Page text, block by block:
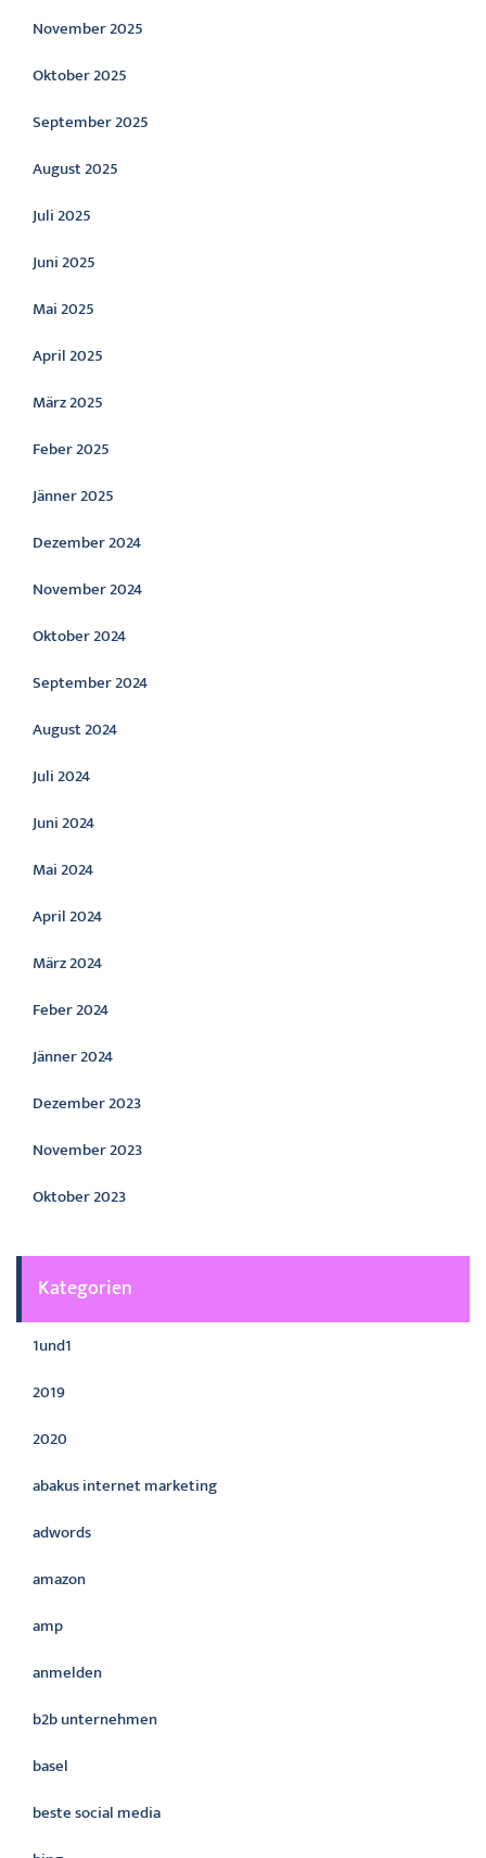
November 2025
Oktober 2025
September 2025
August 2025
Juli 2025
Juni 2025
Mai 2025
April 2025
März 2025
Feber 2025
Jänner 2025
Dezember 2024
November 2024
Oktober 2024
September 2024
August 2024
Juli 2024
Juni 2024
Mai 2024
April 2024
März 2024
Feber 2024
Jänner 2024
Dezember 2023
November 2023
Oktober 2023
Kategorien
1und1
2019
2020
abakus internet marketing
adwords
amazon
amp
anmelden
b2b unternehmen
basel
beste social media